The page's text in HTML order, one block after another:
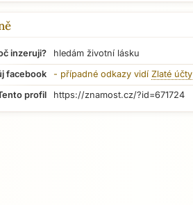
inzeruji?
hledám životní lásku
facebook
- případné odkazy vidí Zlaté účty
profil
https://znamost.cz/?id=671724